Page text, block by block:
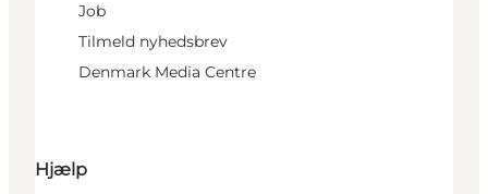
Job
Tilmeld nyhedsbrev
Denmark Media Centre
Hjælp